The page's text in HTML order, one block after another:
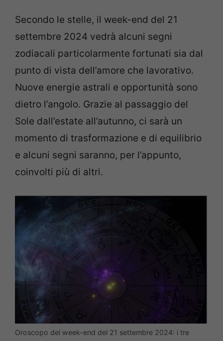
Secondo le stelle, il week-end del 21
settembre 2024 vedrà alcuni segni
zodiacali particolarmente fortunati sia dal
punto di vista dell’amore che lavorativo.
Nuove energie astrali e opportunità sono
dietro l’angolo. Grazie al passaggio del
Sole dall’estate all’autunno, ci sarà un
momento di trasformazione e di equilibrio
e alcuni segni saranno, per l’appunto,
coinvolti più di altri.
Oroscopo del week-end del 21 settembre 2024: i tre